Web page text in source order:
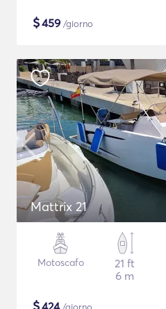
$459 /giorno
Mattrix 21
Motoscafo
21 ft
6 m
424